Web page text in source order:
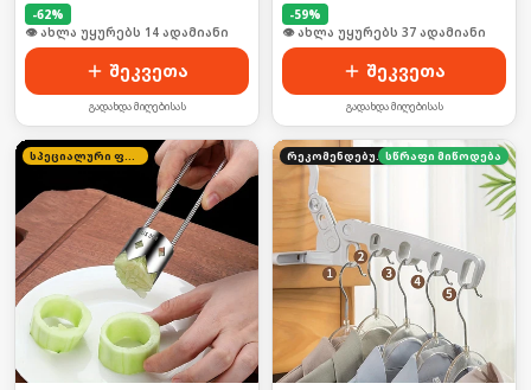
-62%
🛒 ბოლო 24სთ-ში იყიდა 23-მა
შეკვეთა
გადახდა მიღებისას
-59%
🛒 ბოლო 24სთ-ში იყიდა 8-მა
შეკვეთა
გადახდა მიღებისას
სპეციალური ფასი რეკომენდებულისწრაფი მიწოდება